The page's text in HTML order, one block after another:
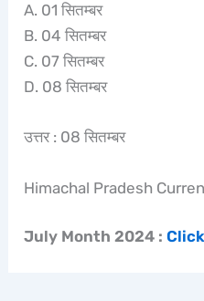
A. 01 सितम्बर
B. 04 सितम्बर
C. 07 सितम्बर
D. 08 सितम्बर
उत्तर : 08 सितम्बर
Himachal Pradesh
July Month 2024 :